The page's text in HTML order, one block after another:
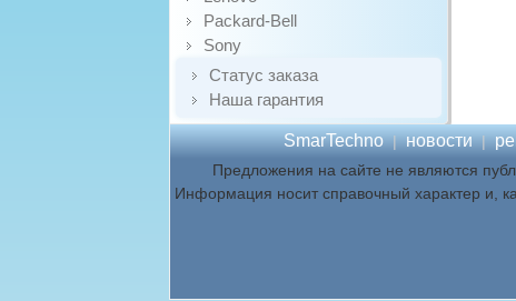
Packard-Bell
Sony
Статус заказа
Наша гарантия
SmarTechno | новости |
Предложения на сайте не являются
Информация носит справочный характер и,